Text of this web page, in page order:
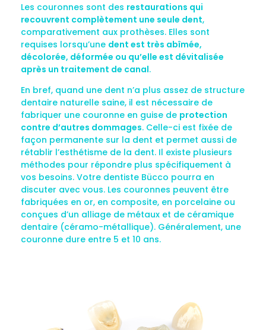
Les couronnes sont des restaurations qui
recouvrent complètement une seule dent,
comparativement aux prothèses. Elles sont
requises lorsqu’une dent est très abîmée,
décolorée, déformée ou qu’elle est dévitalisée
après un traitement de canal.
En bref, quand une dent n’a plus assez de structure
dentaire naturelle saine, il est nécessaire de
fabriquer une couronne en guise de protection
contre d’autres dommages. Celle-ci est fixée de
façon permanente sur la dent et permet aussi de
rétablir l’esthétisme de la dent. Il existe plusieurs
méthodes pour répondre plus spécifiquement à
vos besoins. Votre dentiste Bücco pourra en
discuter avec vous. Les couronnes peuvent être
fabriquées en or, en composite, en porcelaine ou
conçues d’un alliage de métaux et de céramique
dentaire (céramo-métallique). Généralement, une
couronne dure entre 5 et 10 ans.